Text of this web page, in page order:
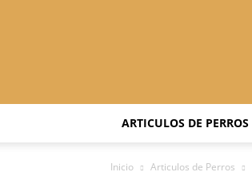
ARTICULOS DE PERROS
Inicio Articulos de Perros